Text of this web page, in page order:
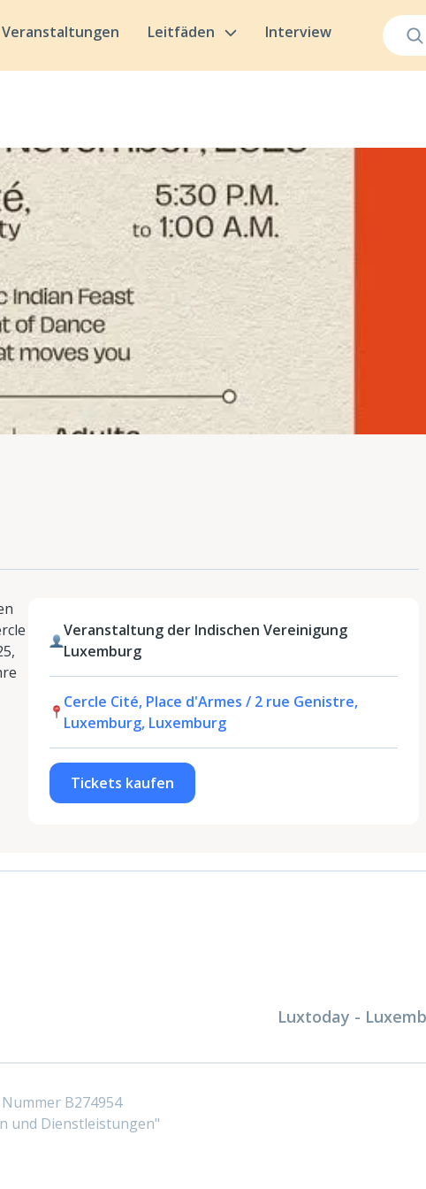
Veranstaltungen Leitfäden Interview
Veranstaltung der Indischen Vereinigung
Luxemburg
Cercle Cité, Place d'Armes / 2 rue Genistre,
Luxemburg, Luxemburg
Tickets kaufen
Luxtoday -
B274954
und Dienstleistungen"